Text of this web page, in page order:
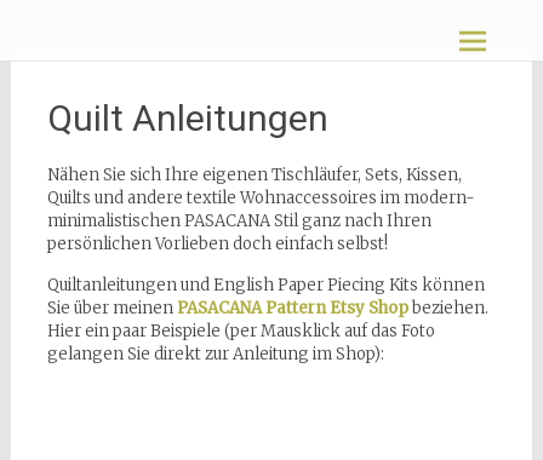
Quilt Anleitungen
Nähen Sie sich Ihre eigenen Tischläufer, Sets, Kissen,
Quilts und andere textile Wohnaccessoires im modern-
minimalistischen PASACANA Stil ganz nach Ihren
persönlichen Vorlieben doch einfach selbst!
Quiltanleitungen und English Paper Piecing Kits können
Sie über meinen PASACANA Pattern Etsy Shopbeziehen.
Hier ein paar Beispiele (per Mausklick auf das Foto
gelangen Sie direkt zur Anleitung im Shop):